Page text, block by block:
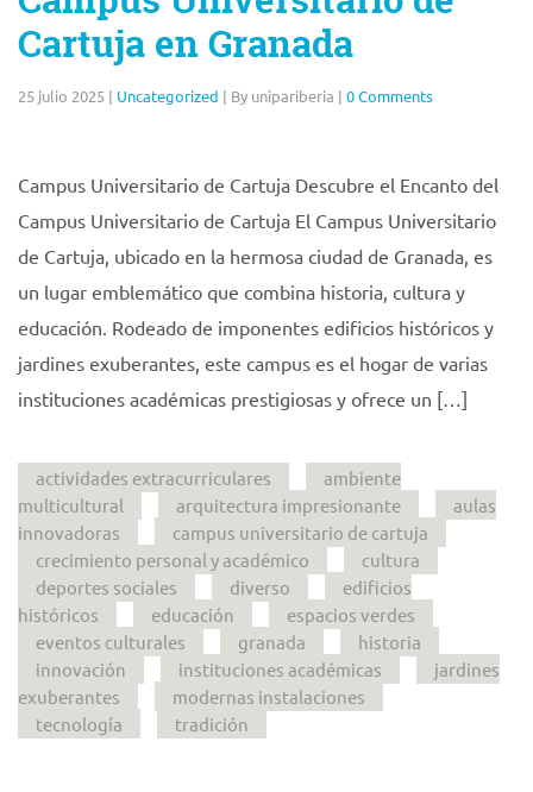
Cartuja en Granada
25 julio 2025 | Uncategorized | By unipariberia | 0 Comments
Campus Universitario de Cartuja Descubre el Encanto del
Campus Universitario de Cartuja El Campus Universitario
de Cartuja, ubicado en la hermosa ciudad de Granada, es
un lugar emblemático que combina historia, cultura y
educación. Rodeado de imponentes edificios históricos y
jardines exuberantes, este campus es el hogar de varias
instituciones académicas prestigiosas y ofrece un […]
actividades extracurriculares
ambiente
multicultural
arquitectura impresionante
aulas
innovadoras
campus universitario de cartuja
crecimiento personal y académico
cultura
deportes sociales
diverso
edificios
históricos
educación
espacios verdes
eventos culturales
granada
historia
innovación
instituciones académicas
jardines
exuberantes
modernas instalaciones
tecnología
tradición